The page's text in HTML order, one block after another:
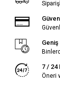
7 / 24
Öneri